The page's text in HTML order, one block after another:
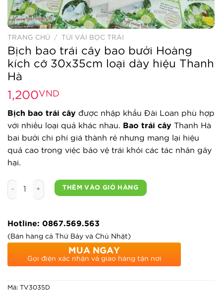
TRANG CHỦ / TÚI VẢI BỌC TRÁI
Bịch bao trái cây bao bưởi Hoàng
kích cỡ 30x35cm loại dày hiệu Thanh
Hà
1,200VND
Bịch bao trái cây được nhập khẩu Đài Loan phù hợp
với nhiều loại quả khác nhau. Bao trái cây Thanh Hà
bai bưởi chi phí giá thành rẻ nhưng mang lại hiệu
quả cao trong việc bảo vệ trái khỏi các tác nhân gây
hại.
Bịch bao trái cây bao bưởi Hoàng kích cỡ 30x35cm loại
THÊM VÀO GIỎ HÀNG
Hotline: 0867.569.563
(Bán hàng cả Thứ Bảy và Chủ Nhật)
MUA NGAY
Gọi điện xác nhận và giao hàng tận nơi
Mã: TV3035D